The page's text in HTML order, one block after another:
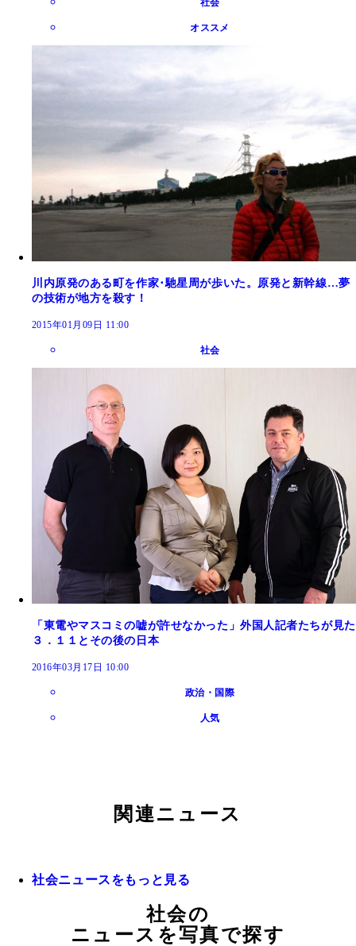
社会
オススメ
川内原発のある町を作家･馳星周が歩いた。原発と新幹線…夢
の技術が地方を殺す！
2015年01月09日 11:00
社会
「東電やマスコミの嘘が許せなかった」外国人記者たちが見た
３．１１とその後の日本
2016年03月17日 10:00
政治・国際
人気
関連ニュース
社会ニュースをもっと見る
社会の
ニュースを写真で探す